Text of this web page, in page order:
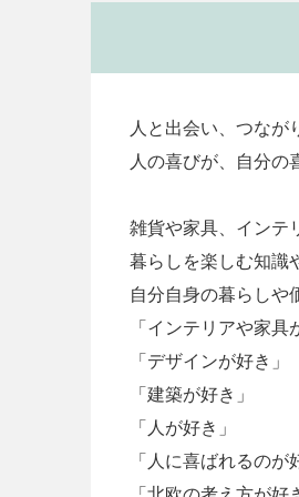
人と出会い、つなが
人の喜びが、自分の
雑貨や家具、インテ
暮らしを楽しむ知識
自分自身の暮らしや
「インテリアや家具
「デザインが好き」
「建築が好き」
「人が好き」
「人に喜ばれるのが